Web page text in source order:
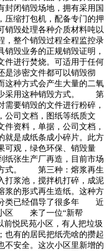
封闭销毁场地，拥有采用国
压缩打包机，配备专门的押
销毁处理各种介质材料吨以
，整个销毁过程全程监控录
毁业务的正规销毁证明，
件进行焚烧。可适用于任何
是涉密文件都可以销毁彻
这种方式会产生大量的二氧
少采用这种销毁方式。 第
要销毁的文件进行粉碎，
公司文档，图纸等纸质文
资料，单据，公司文档，
就是成纸条成小碎片。此方
可观，绿色环保、销毁量
纸张生产厂再造，目前市场
方式。 第三种：熔浆再生
打浆池，搅拌机打碎，成泥
浆的形式再生造纸。这种方
分类已经倡导了很多年 近
小区 来了一位“新帮
民苑小区，有人把垃圾
也有的居民把纸壳啥的攒起
不安全。这次小区里新增的